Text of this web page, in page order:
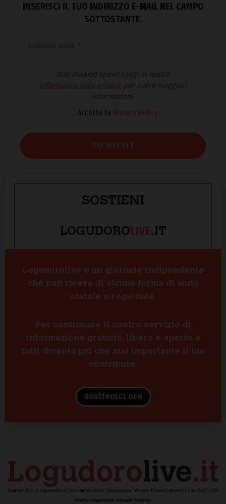
INSERISCI IL TUO INDIRIZZO E-MAIL NEL CAMPO
SOTTOSTANTE.
Non inviamo spam! Leggi la nostra
Informativa sulla privacyper avere maggiori
informazioni.
Accetto la Privacy Policy
SOSTIENI
LOGUDOROLIVE.IT
Logudorolive è un giornale indipendente
che non riceve di alcuna forma di aiuto
statale o regionale.
Per continuare il nostro servizio di
informazione gratuito, libero e aperto a
tutti diventa più che mai importante il tuo
contributo.
sostienici ora